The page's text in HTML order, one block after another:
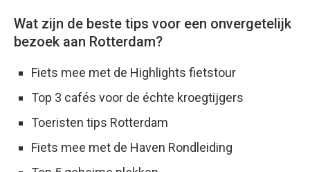
Wat zijn de beste tips voor een onvergetelijk
bezoek aan Rotterdam?
Fiets mee met de Highlights fietstour
Top 3 cafés voor de échte kroegtijgers
Toeristen tips Rotterdam
Fiets mee met de Haven Rondleiding